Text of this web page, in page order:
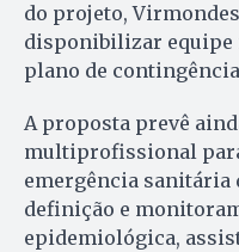
do projeto,
disponibilizar
plano de
A proposta prevê
multiprofissional
emergência sanitária
definição e
epidemiológica,